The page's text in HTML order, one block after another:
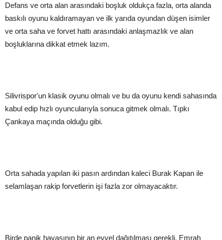
Defans ve orta alan arasındaki boşluk oldukça fazla, orta alanda
baskılı oyunu kaldıramayan ve ilk yarıda oyundan düşen isimler
ve orta saha ve forvet hattı arasındaki anlaşmazlık ve alan
boşluklarına dikkat etmek lazım.
Silivrispor'un klasik oyunu olmalı ve bu da oyunu kendi sahasında
kabul edip hızlı oyuncularıyla sonuca gitmek olmalı. Tıpkı
Çankaya maçında olduğu gibi.
Orta sahada yapılan iki pasın ardından kaleci Burak Kapan ile
selamlaşan rakip forvetlerin işi fazla zor olmayacaktır.
Birde panik havasının bir an evvel dağıtılması gerekli. Emrah